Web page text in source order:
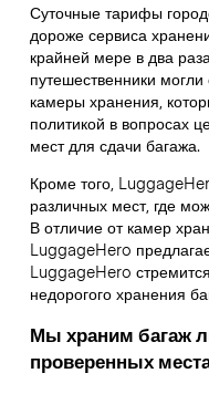
Суточные тарифы
дороже сервиса
крайней мере в два
путешественники могли
камеры хранения,
политикой в вопросах
мест для сдачи багажа.
Кроме того,
различных мест, где
В отличие от камер
LuggageHero
LuggageHero
недорогого хранения
Мы храним багаж
проверенных